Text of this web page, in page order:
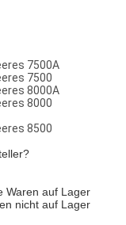
7500A
7500
8000A
8000
8500
Waren auf Lager
nicht auf Lager